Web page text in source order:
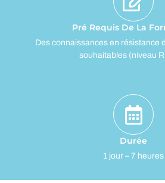
Pré Requis De La
Des connaissances en résistance
souhaitables (niveau
Durée
1 jour – 7 heures